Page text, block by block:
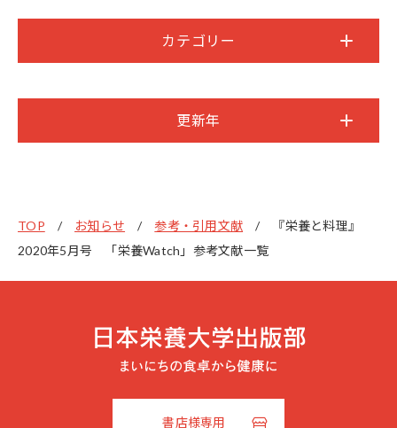
カテゴリー
更新年
TOP お知らせ 参考・引用文献
『栄養と料理』
2020年5月号 「栄養Watch」参考文献一覧
書店様専用